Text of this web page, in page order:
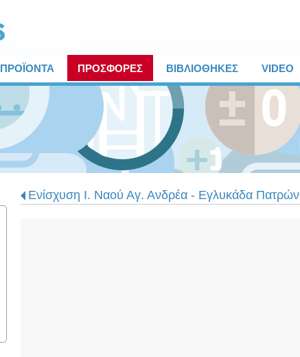
ΠΡΟΪΟΝΤΑ ΠΡΟΣΦΟΡΕΣ ΒΙΒΛΙΟΘΗΚΕΣ VIDEO
Ενίσχυση Ι. Ναού Αγ. Ανδρέα - Εγλυκάδα Πατρών